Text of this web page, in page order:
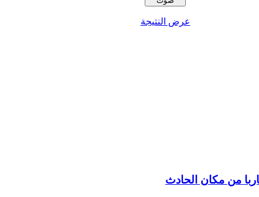
عرض النتيجة
من مكان الحادث